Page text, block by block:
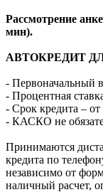
Рассмотрение
мин).
АВТОКРЕДИТ
- Первоначальный
- Процентная
- Срок кредита – от
- КАСКО не
Принимаются
кредита по
независимо от
наличный расчет,